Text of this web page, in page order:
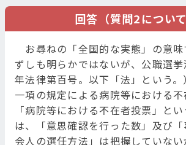
回答（質問2について
お尋ねの「全国的な実態」の意
ずしも明らかではないが、公職選
年法律第百号。以下「法」という
一項の規定による病院等における
「病院等における不在者投票」と
は、「意思確認を行った数」及び
会人の選任方法」は把握していな